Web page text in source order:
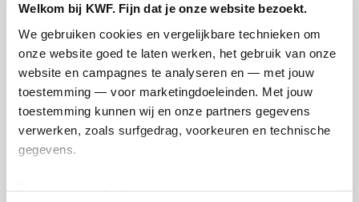
Welkom bij KWF. Fijn dat je onze website bezoekt.
We gebruiken cookies en vergelijkbare technieken om
onze website goed te laten werken, het gebruik van onze
website en campagnes te analyseren en — met jouw
toestemming — voor marketingdoeleinden. Met jouw
toestemming kunnen wij en onze partners gegevens
verwerken, zoals surfgedrag, voorkeuren en technische
gegevens.
Lizzy's badges